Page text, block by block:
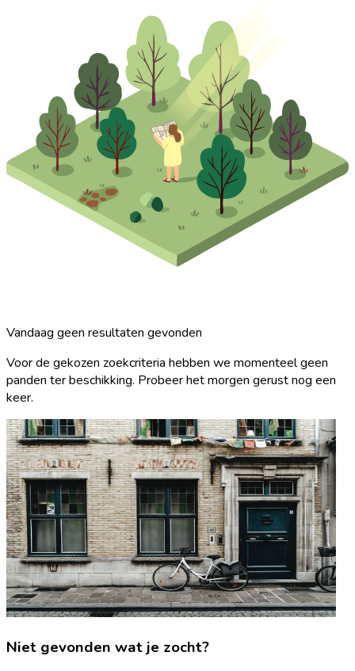
Vandaag geen resultaten gevonden
Voor de gekozen zoekcriteria hebben we momenteel geen
panden ter beschikking. Probeer het morgen gerust nog een
keer.
Niet gevonden wat je zocht?